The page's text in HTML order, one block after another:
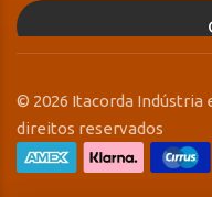
© 2026 Itacorda Indústria
direitos reservados